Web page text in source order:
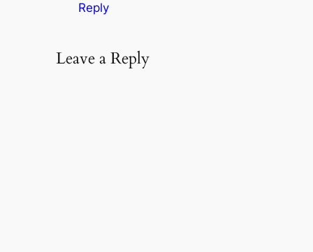
Reply
Leave a Reply